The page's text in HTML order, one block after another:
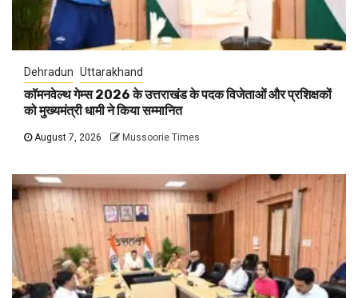
Dehradun Uttarakhand
कॉमनवेल्थ गेम्स 2026 के उत्तराखंड के पदक विजेताओं और प्रशिक्षकों
को मुख्यमंत्री धामी ने किया सम्मानित
August 7, 2026 Mussoorie Times